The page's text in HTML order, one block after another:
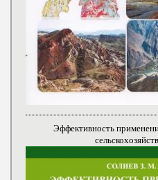
Эффективность